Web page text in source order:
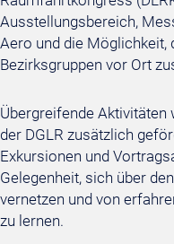
Ausstellungsbereich,
Aero und die Möglichkeit,
Bezirksgruppen vor Ort
Übergreifende Aktivitäten
der DGLR zusätzlich
Exkursionen und
Gelegenheit, sich über
vernetzen und von
zu lernen.